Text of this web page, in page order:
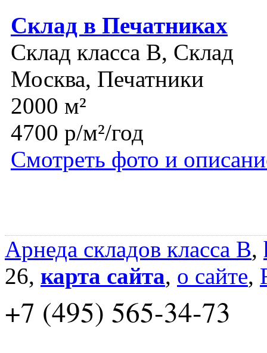
Склад в Печатниках
Склад класса B, Склад
Москва, Печатники
2000 м²
4700 р/м²/год
Смотреть фото и
Арнеда складов класса B,
26, карта сайта, о сайте,
+7 (495) 565-34-73